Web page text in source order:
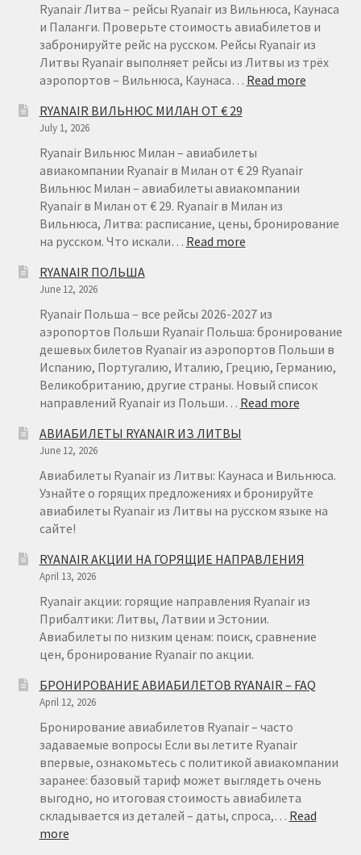
Ryanair Литва – рейсы Ryanair из Вильнюса, Каунаса
и Паланги. Проверьте стоимость авиабилетов и
забронируйте рейс на русском. Рейсы Ryanair из
Литвы Ryanair выполняет рейсы из Литвы из трёх
аэропортов – Вильнюса, Каунаса… Read more:
RYANAIR ВИЛЬНЮС МИЛАН ОТ € 29
July 1, 2026
Ryanair Вильнюс Милан – авиабилеты
авиакомпании Ryanair в Милан от € 29 Ryanair
Вильнюс Милан – авиабилеты авиакомпании
Ryanair в Милан от € 29. Ryanair в Милан из
Вильнюса, Литва: расписание, цены, бронирование
на русском. Что искали… Read more:
ОТ
€
29
RYANAIR ПОЛЬША
June 12, 2026
Ryanair Польша – все рейсы 2026-2027 из
аэропортов Польши Ryanair Польша: бронирование
дешевых билетов Ryanair из аэропортов Польши в
Испанию, Португалию, Италию, Грецию, Германию,
Великобританию, другие страны. Новый список
направлений Ryanair из Польши… Read more:
АВИАБИЛЕТЫ RYANAIR ИЗ ЛИТВЫ
June 12, 2026
Авиабилеты Ryanair из Литвы: Каунаса и Вильнюса.
Узнайте о горящих предложениях и бронируйте
авиабилеты Ryanair из Литвы на русском языке на
сайте!
RYANAIR АКЦИИ НА ГОРЯЩИЕ НАПРАВЛЕНИЯ
April 13, 2026
Ryanair акции: горящие направления Ryanair из
Прибалтики: Литвы, Латвии и Эстонии.
Авиабилеты по низким ценам: поиск, сравнение
цен, бронирование Ryanair по акции.
БРОНИРОВАНИЕ АВИАБИЛЕТОВ RYANAIR – FAQ
April 12, 2026
Бронирование авиабилетов Ryanair – часто
задаваемые вопросы Если вы летите Ryanair
впервые, ознакомьтесь с политикой авиакомпании
заранее: базовый тариф может выглядеть очень
выгодно, но итоговая стоимость авиабилета
складывается из деталей – даты, спроса,… Read
more: